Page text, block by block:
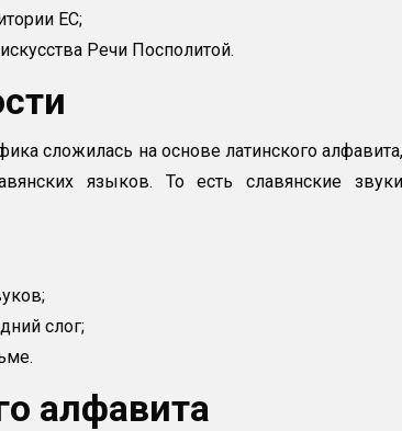
ЕС;
Речи Посполитой.
сложилась на основе латинского алфавита,
языков. То есть славянские звуки
слог;
алфавита